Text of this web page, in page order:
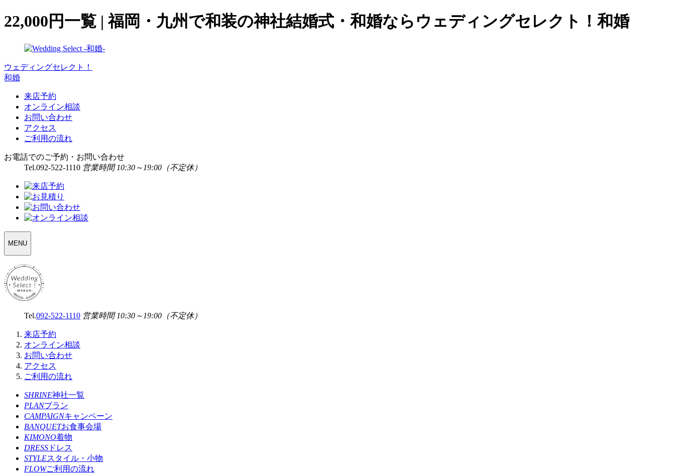
22,000円一覧 | 福岡・九州で和装の神社結婚式・和婚ならウェディングセレクト！和婚
ウェディングセレクト！
和婚
来店予約
オンライン相談
お問い合わせ
アクセス
ご利用の流れ
お電話でのご予約・お問い合わせ
Tel.092-522-1110 営業時間 10:30～19:00（不定休）
SELECT
MENU
Tel.092-522-1110 営業時間 10:30～19:00（不定休）
来店予約
オンライン相談
お問い合わせ
アクセス
ご利用の流れ
SHRINE神社一覧
PLANプラン
CAMPAIGNキャンペーン
BANQUETお食事会場
KIMONO着物
DRESS ドレス
STYLEスタイル・小物
FLOWご利用の流れ